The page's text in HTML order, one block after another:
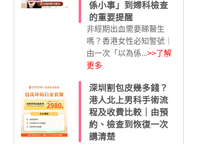
係小事」到婦科檢查
的重要提醒
非經期出血需要睇醫生
嗎？香港女性必知警號｜
由一次「以為係...>>了解
更多
深圳割包皮幾多錢？
港人北上男科手術流
程及收費比較｜由預
約、檢查到恢復一次
講清楚